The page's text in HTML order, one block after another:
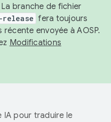
La branche de fichier
fera toujours
envoyée à AOSP.
Modifications
IA pour traduire le